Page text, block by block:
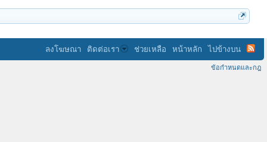
ลงโฆษณา ติดต่อเรา ช่วยเหลือ หน้าหลัก ไปข้างบน
ข้อกำหนดและกฎ